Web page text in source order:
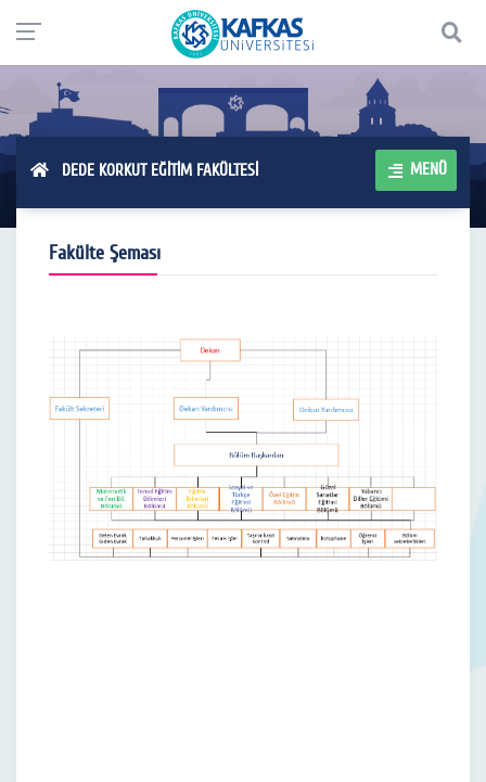
DEDE KORKUT EĞİTİM FAKÜLTESİ MENÜ
Fakülte Şeması